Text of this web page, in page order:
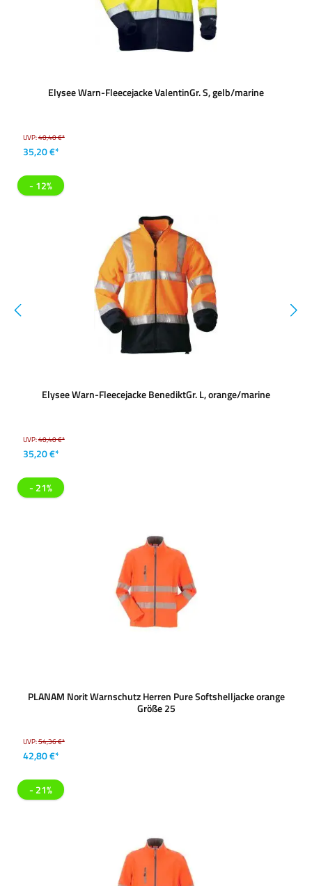
Elysee Warn-Fleecejacke ValentinGr. S, gelb/marine
UVP:40,40 €*
35,20 €*
- 12%
Elysee Warn-Fleecejacke BenediktGr. L, orange/marine
UVP:40,40 €*
35,20 €*
- 21%
PLANAM Norit Warnschutz Herren Pure Softshelljacke orange
Größe 25
UVP:54,36 €*
42,80 €*
- 21%